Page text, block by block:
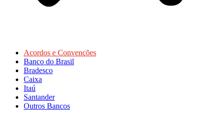
Acordos e Convenções
Banco do Brasil
Bradesco
Caixa
Itaú
Santander
Outros Bancos